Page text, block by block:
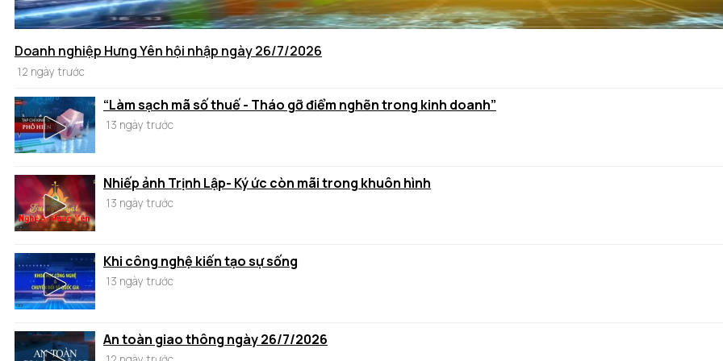
Doanh nghiệp Hưng Yên hội nhập ngày 26/7/2026
12 ngày trước
“Làm sạch mã số thuế - Tháo gỡ điểm nghẽn trong kinh doanh”
13 ngày trước
Nhiếp ảnh Trịnh Lập- Ký ức còn mãi trong khuôn hình
13 ngày trước
Khi công nghệ kiến tạo sự sống
13 ngày trước
An toàn giao thông ngày 26/7/2026